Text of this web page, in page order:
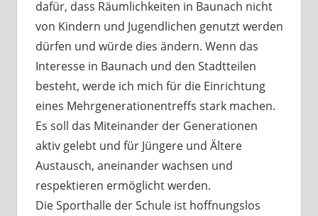
dafür, dass Räumlichkeiten in Baunach nicht
von Kindern und Jugendlichen genutzt werden
dürfen und würde dies ändern. Wenn das
Interesse in Baunach und den Stadtteilen
besteht, werde ich mich für die Einrichtung
eines Mehrgenerationentreffs stark machen.
Es soll das Miteinander der Generationen
aktiv gelebt und für Jüngere und Ältere
Austausch, aneinander wachsen und
respektieren ermöglicht werden.
Die Sporthalle der Schule ist hoffnungslos